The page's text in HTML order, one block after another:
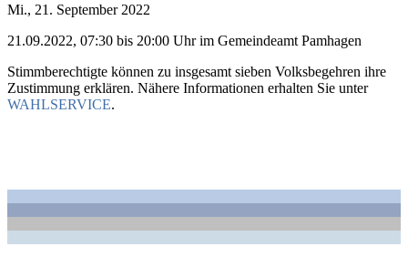
Mi., 21. September 2022
21.09.2022, 07:30 bis 20:00 Uhr im Gemeindeamt Pamhagen
Stimmberechtigte können zu insgesamt sieben Volksbegehren ihre
Zustimmung erklären. Nähere Informationen erhalten Sie unter
WAHLSERVICE.